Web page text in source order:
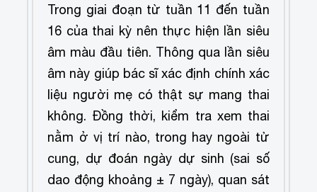
Trong giai đoạn từ tuần 11 đến tuần
16 của thai kỳ nên thực hiện lần siêu
âm màu đầu tiên. Thông qua lần siêu
âm này giúp bác sĩ xác định chính xác
liệu người mẹ có thật sự mang thai
không. Đồng thời, kiểm tra xem thai
nằm ở vị trí nào, trong hay ngoài tử
cung, dự đoán ngày dự sinh (sai số
dao động khoảng ± 7 ngày), quan sát